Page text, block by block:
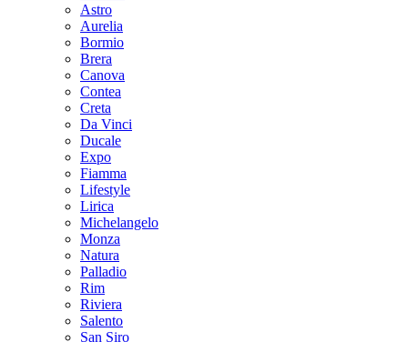
Astro
Aurelia
Bormio
Brera
Canova
Contea
Creta
Da Vinci
Ducale
Expo
Fiamma
Lifestyle
Lirica
Michelangelo
Monza
Natura
Palladio
Rim
Riviera
Salento
San Siro